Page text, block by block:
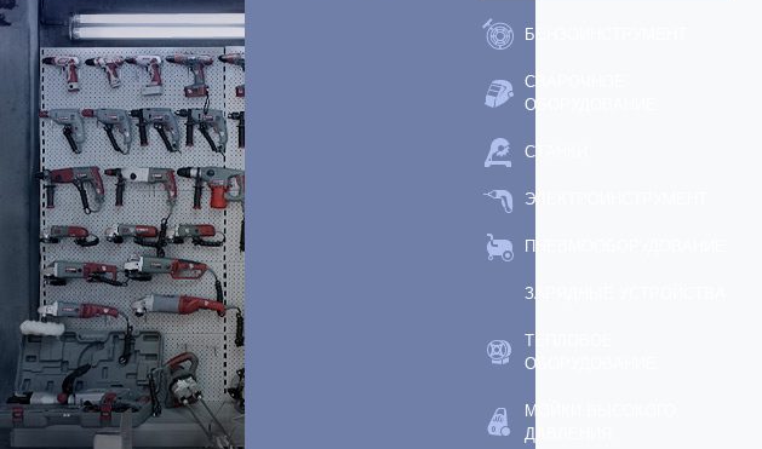
БЕНЗОИНСТРУМЕНТ
СВАРОЧНОЕ
ОБОРУДОВАНИЕ
СТАНКИ
ЭЛЕКТРОИНСТРУМЕНТ
ПНЕВМООБОРУДОВАНИЕ
ЗАРЯДНЫЕ УСТРОЙСТВА
ТЕПЛОВОЕ
ОБОРУДОВАНИЕ
МОЙКИ ВЫСОКОГО
ДАВЛЕНИЯ